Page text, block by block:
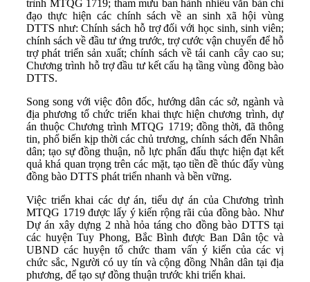
trình MTQG 1719; tham mưu ban hành nhiều văn bản chỉ
đạo thực hiện các chính sách về an sinh xã hội vùng
DTTS như: Chính sách hỗ trợ đối với học sinh, sinh viên;
chính sách về đầu tư ứng trước, trợ cước vận chuyển để hỗ
trợ phát triển sản xuất; chính sách về tái canh cây cao su;
Chương trình hỗ trợ đầu tư kết cấu hạ tầng vùng đồng bào
DTTS.
Song song với việc đôn đốc, hướng dân các sở, ngành và
địa phương tổ chức triển khai thực hiện chương trình, dự
án thuộc Chương trình MTQG 1719; đồng thời, đã thông
tin, phổ biến kịp thời các chủ trương, chính sách đến Nhân
dân; tạo sự đồng thuận, nỗ lực phấn đấu thực hiện đạt kết
quả khá quan trọng trên các mặt, tạo tiền đề thúc đẩy vùng
đồng bào DTTS phát triển nhanh và bền vững.
Việc triển khai các dự án, tiểu dự án của Chương trình
MTQG 1719 được lấy ý kiến rộng rãi của đồng bào. Như
Dự án xây dựng 2 nhà hỏa táng cho đồng bào DTTS tại
các huyện Tuy Phong, Bắc Bình được Ban Dân tộc và
UBND các huyện tổ chức tham vấn ý kiến của các vị
chức sắc, Người có uy tín và cộng đồng Nhân dân tại địa
phương, để tạo sự đồng thuận trước khi triển khai.